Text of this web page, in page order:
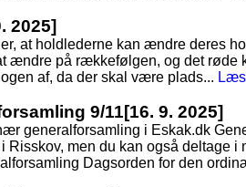
2025]
at holdlederne kan ændre deres
ændre på rækkefølgen, og det røde
af, da der skal være plads...
9/11[16. 9. 2025]
generalforsamling i Eskak.dk
Risskov, men du kan også deltage
Dagsorden for den